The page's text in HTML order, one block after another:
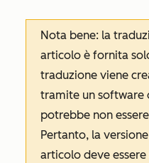
Nota bene: la
articolo è fornita
traduzione viene
tramite un software
potrebbe non
Pertanto, la
articolo deve